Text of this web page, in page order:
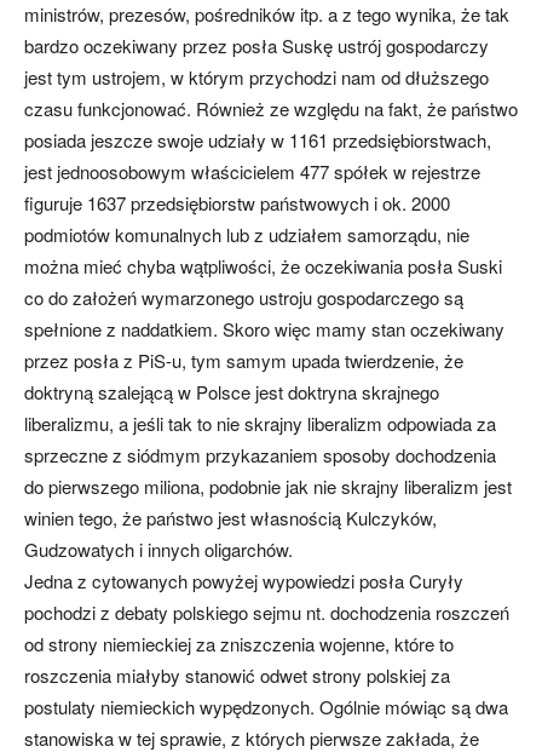
ministrów, prezesów, pośredników itp. a z tego wynika, że tak
bardzo oczekiwany przez posła Suskę ustrój gospodarczy
jest tym ustrojem, w którym przychodzi nam od dłuższego
czasu funkcjonować. Również ze względu na fakt, że państwo
posiada jeszcze swoje udziały w 1161 przedsiębiorstwach,
jest jednoosobowym właścicielem 477 spółek w rejestrze
figuruje 1637 przedsiębiorstw państwowych i ok. 2000
podmiotów komunalnych lub z udziałem samorządu, nie
można mieć chyba wątpliwości, że oczekiwania posła Suski
co do założeń wymarzonego ustroju gospodarczego są
spełnione z naddatkiem. Skoro więc mamy stan oczekiwany
przez posła z PiS-u, tym samym upada twierdzenie, że
doktryną szalejącą w Polsce jest doktryna skrajnego
liberalizmu, a jeśli tak to nie skrajny liberalizm odpowiada za
sprzeczne z siódmym przykazaniem sposoby dochodzenia
do pierwszego miliona, podobnie jak nie skrajny liberalizm jest
winien tego, że państwo jest własnością Kulczyków,
Gudzowatych i innych oligarchów.
Jedna z cytowanych powyżej wypowiedzi posła Curyły
pochodzi z debaty polskiego sejmu nt. dochodzenia roszczeń
od strony niemieckiej za zniszczenia wojenne, które to
roszczenia miałyby stanowić odwet strony polskiej za
postulaty niemieckich wypędzonych. Ogólnie mówiąc są dwa
stanowiska w tej sprawie, z których pierwsze zakłada, że